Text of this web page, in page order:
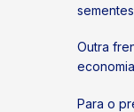
Outra
Para o